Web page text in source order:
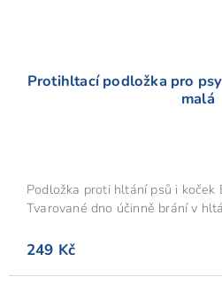
Protihltací podložka pro
malá
249 Kč
Podložka proti hltání psů i koček
Tvarované dno účinně brání v